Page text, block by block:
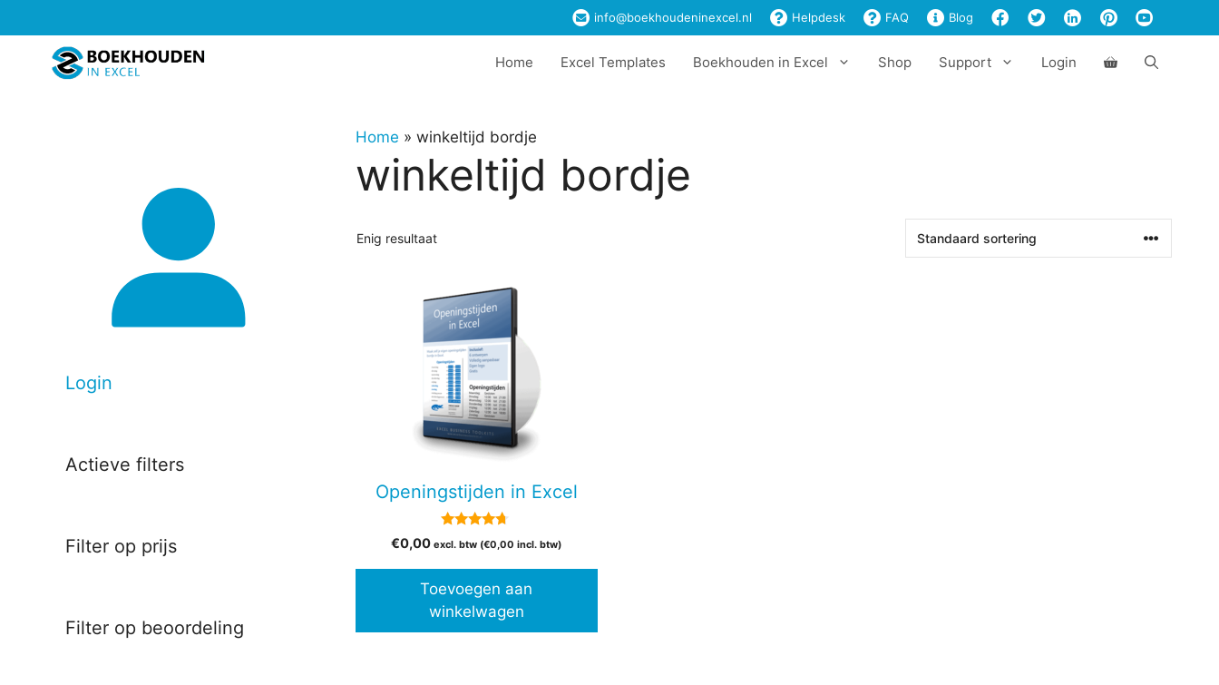
naar
info@boekhoudeninexcel.nl Helpdesk FAQ Blog
Home Excel Templates Boekhouden in Excel Shop Support Login
Home » winkeltijd bordje
winkeltijd bordje
Enig resultaat
Openingstijden in Excel
4.50
van 5
€0,00 excl. btw (€0,00 incl. btw)
Toevoegen aan
winkelwagen
Login
Actieve filters
Filter op prijs
Filter op beoordeling